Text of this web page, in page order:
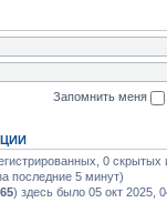
Запомнить меня
0 скрытых
последние 5 минут)
) здесь было 05 окт 2025,